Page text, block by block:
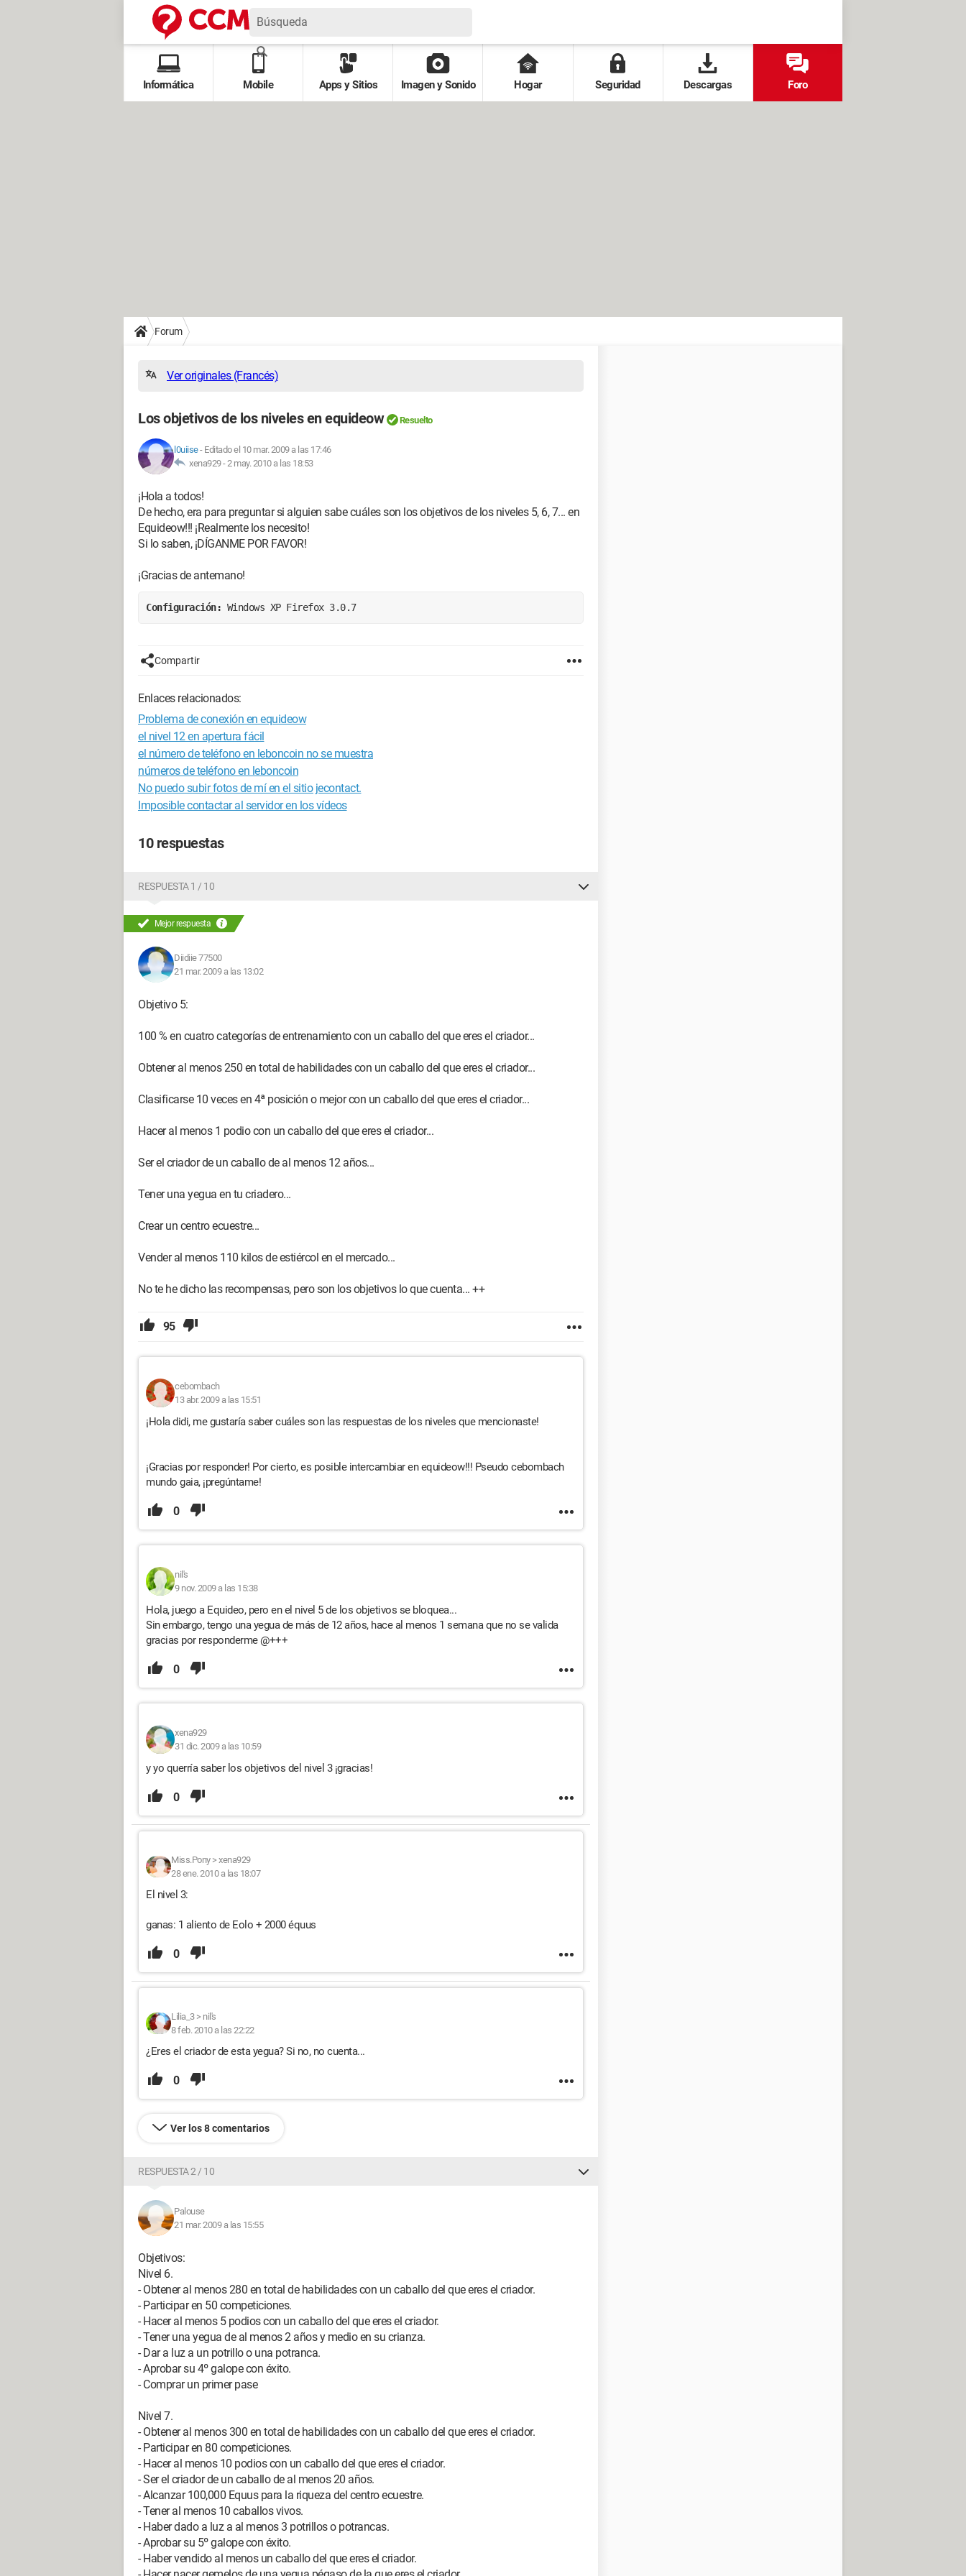
Informática Mobile Apps y Sitios Imagen y Sonido Hogar Seguridad Descargas Foro
Forum
Ver originales (Francés)
Los objetivos de los niveles en equideow Resuelto
l0uiise- Editado el 10 mar. 2009 a las 17:46
xena929 -2 may. 2010 a las 18:53
¡Hola a todos!
De hecho, era para preguntar si alguien sabe cuáles son los objetivos de los niveles 5, 6, 7... en
Equideow!!! ¡Realmente los necesito!
Si lo saben, ¡DÍGANME POR FAVOR!
¡Gracias de antemano!
Configuración: Windows XP Firefox 3.0.7
Compartir
Enlaces relacionados:
Problema de conexión en equideow
el nivel 12 en apertura fácil
el número de teléfono en leboncoin no se muestra
números de teléfono en leboncoin
No puedo subir fotos de mí en el sitio jecontact.
Imposible contactar al servidor en los vídeos
10 respuestas
RESPUESTA 1 / 10
Mejor respuesta
Diidiie 77500
21 mar. 2009 a las 13:02
Objetivo 5:
100 % en cuatro categorías de entrenamiento con un caballo del que eres el criador...
Obtener al menos 250 en total de habilidades con un caballo del que eres el criador...
Clasificarse 10 veces en 4ª posición o mejor con un caballo del que eres el criador...
Hacer al menos 1 podio con un caballo del que eres el criador...
Ser el criador de un caballo de al menos 12 años...
Tener una yegua en tu criadero...
Crear un centro ecuestre...
Vender al menos 110 kilos de estiércol en el mercado...
No te he dicho las recompensas, pero son los objetivos lo que cuenta... ++
95
cebombach
13 abr. 2009 a las 15:51
¡Hola didi, me gustaría saber cuáles son las respuestas de los niveles que mencionaste!
¡Gracias por responder! Por cierto, es posible intercambiar en equideow!!! Pseudo cebombach
mundo gaia, ¡pregúntame!
0
nil's
9 nov. 2009 a las 15:38
Hola, juego a Equideo, pero en el nivel 5 de los objetivos se bloquea...
Sin embargo, tengo una yegua de más de 12 años, hace al menos 1 semana que no se valida
gracias por responderme @+++
0
xena929
31 dic. 2009 a las 10:59
y yo querría saber los objetivos del nivel 3 ¡gracias!
0
Miss.Pony> xena929
28 ene. 2010 a las 18:07
El nivel 3:
ganas: 1 aliento de Eolo + 2000 équus
0
Lilia_3> nil's
8 feb. 2010 a las 22:22
¿Eres el criador de esta yegua? Si no, no cuenta...
0
Ver los 8 comentarios
RESPUESTA 2 / 10
Palouse
21 mar. 2009 a las 15:55
Objetivos:
Nivel 6.
- Obtener al menos 280 en total de habilidades con un caballo del que eres el criador.
- Participar en 50 competiciones.
- Hacer al menos 5 podios con un caballo del que eres el criador.
- Tener una yegua de al menos 2 años y medio en su crianza.
- Dar a luz a un potrillo o una potranca.
- Aprobar su 4º galope con éxito.
- Comprar un primer pase
Nivel 7.
- Obtener al menos 300 en total de habilidades con un caballo del que eres el criador.
- Participar en 80 competiciones.
- Hacer al menos 10 podios con un caballo del que eres el criador.
- Ser el criador de un caballo de al menos 20 años.
- Alcanzar 100,000 Equus para la riqueza del centro ecuestre.
- Tener al menos 10 caballos vivos.
- Haber dado a luz a al menos 3 potrillos o potrancas.
- Aprobar su 5º galope con éxito.
- Haber vendido al menos un caballo del que eres el criador.